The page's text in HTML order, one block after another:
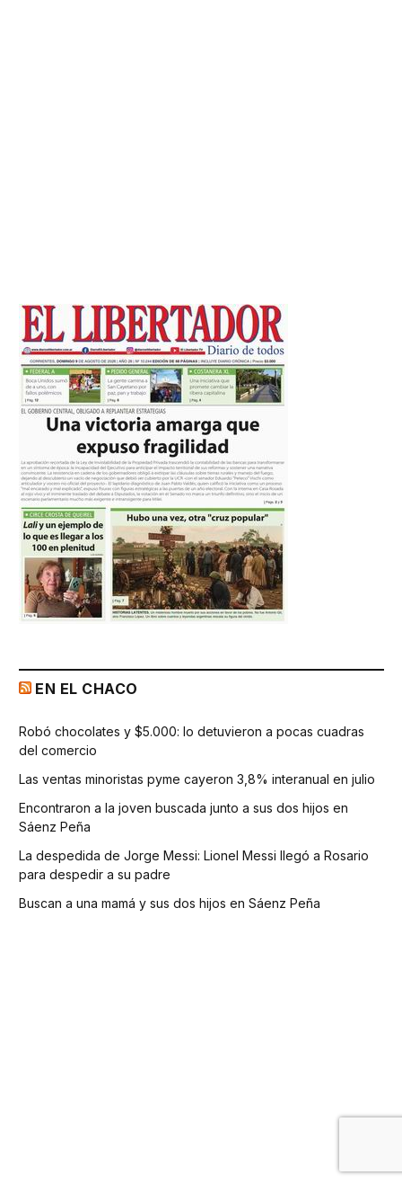
EN EL CHACO
Robó chocolates y $5.000: lo detuvieron a pocas cuadras
del comercio
Las ventas minoristas pyme cayeron 3,8% interanual en julio
Encontraron a la joven buscada junto a sus dos hijos en
Sáenz Peña
La despedida de Jorge Messi: Lionel Messi llegó a Rosario
para despedir a su padre
Buscan a una mamá y sus dos hijos en Sáenz Peña